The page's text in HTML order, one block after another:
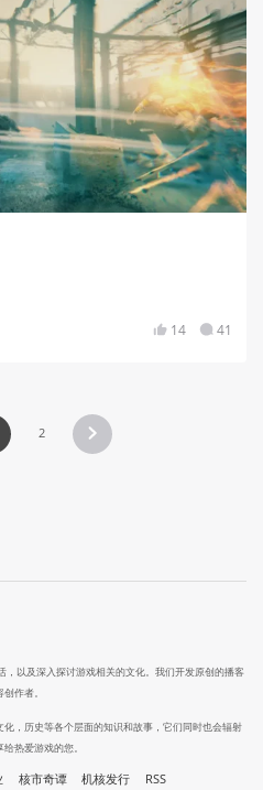
14 41
2
以及深入探讨游戏相关的文化。我们开发原创的播客
作者。
，历史等各个层面的知识和故事，它们同时也会辐射
热爱游戏的您。
核市奇谭 机核发行 RSS